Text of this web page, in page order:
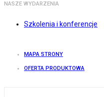
NASZE WYDARZENIA
Szkolenia i konferencje
MAPA STRONY
OFERTA PRODUKTOWA